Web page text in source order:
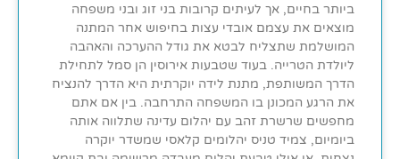
ביותר בחיים, אך לעיתים קרובות בני זוג ובני משפחה
מוצאים את עצמם אובדי עצות בחיפוש אחר המתנה
המושלמת שתצליח לבטא את גודל ההערכה והאהבה
ליולדת הטרייה. בעוד שטבעות אירוסין הן סמל לתחילת
הדרך המשותפת, מתנת לידה יוקרתית היא הדרך להנציח
את הרגע המכונן בו המשפחה התרחבה. בין אם אתם
מחפשים שרשרת זהב עם יהלום עדינה שתלווה אותה
ביומיום, צמיד טניס יהלומים קלאסי שמשדר יוקרה